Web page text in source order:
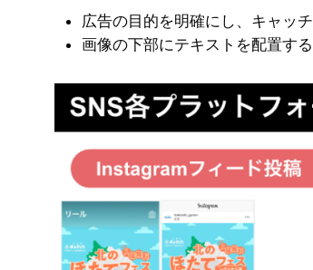
広告の目的を明確にし、キャッ
画像の下部にテキストを配置す